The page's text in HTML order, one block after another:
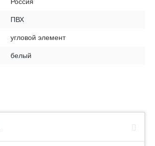
ПВХ
угловой элемент
белый